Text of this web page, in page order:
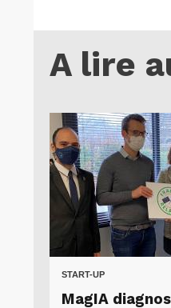
A lire
START-UP
MagIA